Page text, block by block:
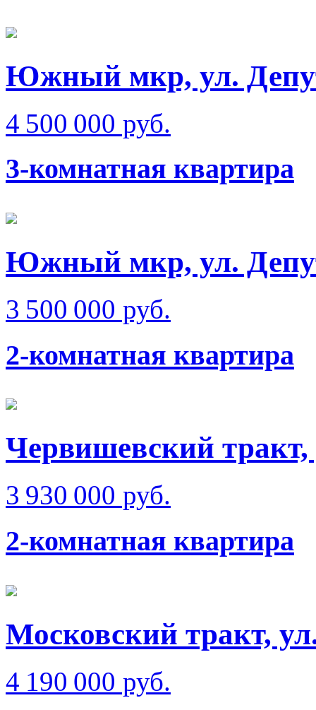
Южный мкр, ул.
4 500 000 руб.
3-комнатная квартира
Южный мкр, ул.
3 500 000 руб.
2-комнатная квартира
Червишевский
3 930 000 руб.
2-комнатная квартира
Московский тракт,
4 190 000 руб.